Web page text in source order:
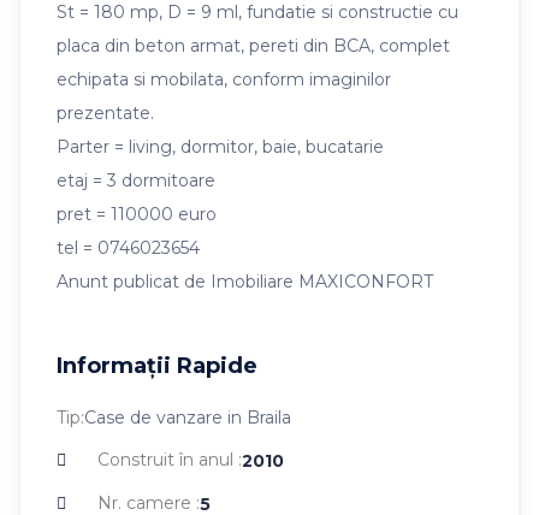
St = 180 mp, D = 9 ml, fundatie si constructie cu
placa din beton armat, pereti din BCA, complet
echipata si mobilata, conform imaginilor
prezentate.
Parter = living, dormitor, baie, bucatarie
etaj = 3 dormitoare
pret = 110000 euro
tel = 0746023654
Anunt publicat de Imobiliare MAXICONFORT
Informații Rapide
Tip:Case de vanzare in Braila
Construit în anul :2010
Nr. camere :5